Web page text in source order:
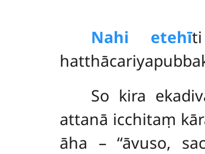
Nahi etehī
So kira
attanā icchitaṃ
āha – ‘‘āvuso,